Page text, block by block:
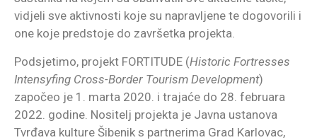
vidjeli sve aktivnosti koje su napravljene te dogovorili i
one koje predstoje do završetka projekta.
Podsjetimo, projekt FORTITUDE (Historic Fortresses
Intensyfing Cross-Border Tourism Development)
započeo je 1. marta 2020. i trajaće do 28. februara
2022. godine. Nositelj projekta je Javna ustanova
Tvrđava kulture Šibenik s partnerima Grad Karlovac,